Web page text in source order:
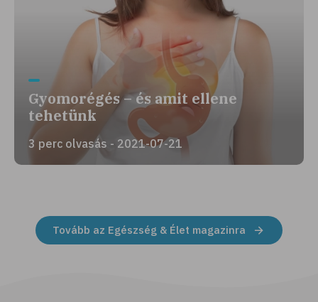
Gyomorégés – és amit ellene
tehetünk
3 perc olvasás - 2021-07-21
Tovább az Egészség & Élet magazinra